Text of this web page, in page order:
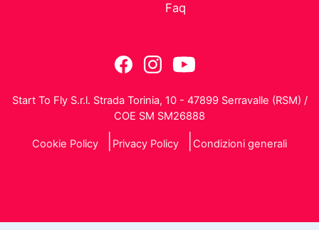
Faq
Start To Fly S.r.l. Strada Torinia, 10 - 47899 Serravalle (RSM) /
COE SM SM26888
Cookie Policy Privacy Policy Condizioni generali